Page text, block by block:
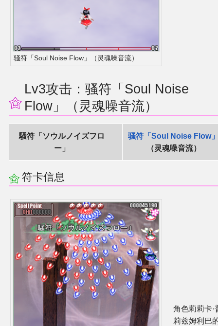
骚符「Soul Noise Flow」（灵魂噪音流）
Lv3攻击：骚符「Soul Noise
Flow」（灵魂噪音流）
騒符「ソウルノイズフロ
ー」
骚符「Soul Noise Flow
（灵魂噪音流）
符卡信息
角色莉莉卡·
莉兹姆利巴